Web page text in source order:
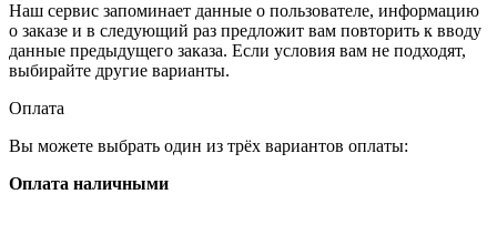
Наш сервис запоминает данные о пользователе, информацию
о заказе и в следующий раз предложит вам повторить к вводу
данные предыдущего заказа. Если условия вам не подходят,
выбирайте другие варианты.
Оплата
Вы можете выбрать один из трёх вариантов оплаты:
Оплата наличными